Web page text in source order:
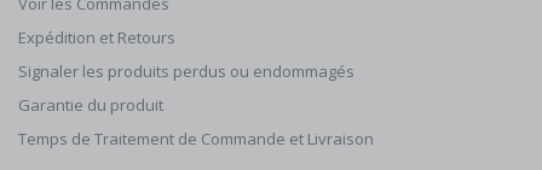
Expédition et Retours
Signaler les produits perdus ou endommagés
Garantie du produit
Temps de Traitement de Commande et Livraison